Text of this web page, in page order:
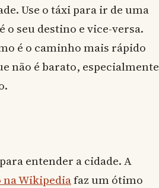
Use o táxi para ir de uma
o seu destino e vice-versa.
é o caminho mais rápido
não é barato, especialmente
entender a cidade. A
na Wikipediafaz um ótimo